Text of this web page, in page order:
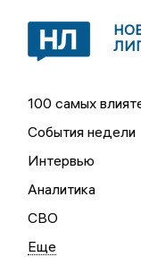
100 самых
События недели
Интервью
Аналитика
СВО